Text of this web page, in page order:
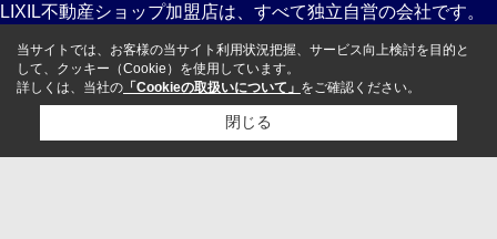
LIXIL不動産ショップ加盟店は、すべて独立自営の会社です。
当サイトでは、お客様の当サイト利用状況把握、サービス向上検討を目的と
して、クッキー（Cookie）を使用しています。
詳しくは、当社の 「Cookieの取扱いについて」 をご確認ください。
閉じる